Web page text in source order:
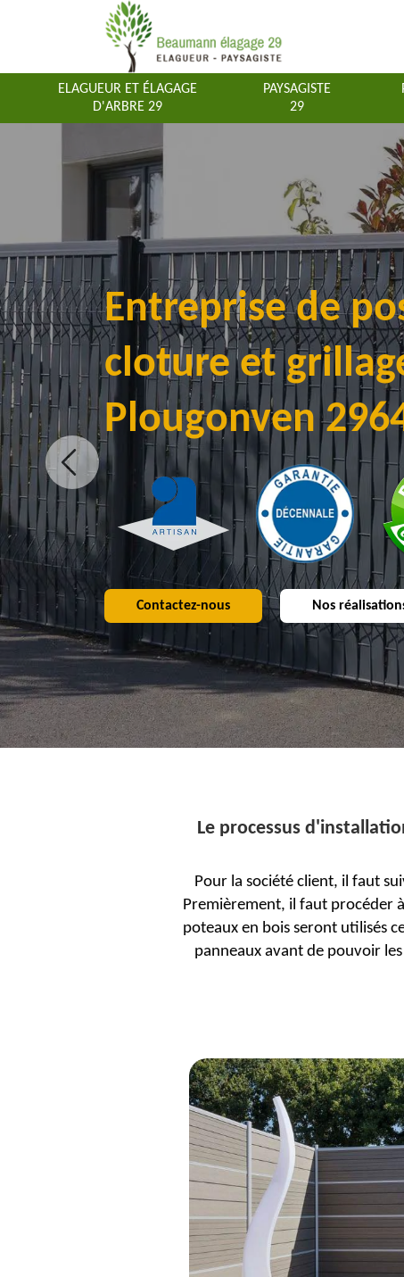
ELAGUEUR ET ÉLAGAGE
D'ARBRE 29
PAYSAGISTE
29
Entreprise de
cloture et
Plougonven
Contactez-nous Nos
Le processus
Pour la société client, il faut
Premièrement, il faut procéder
poteaux en bois seront utilisés
panneaux avant de pouvoir